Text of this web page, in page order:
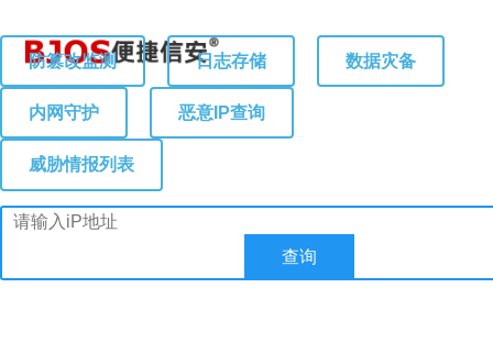
防篡改监测 日志存储 数据灾备
内网守护 恶意IP查询
威胁情报列表